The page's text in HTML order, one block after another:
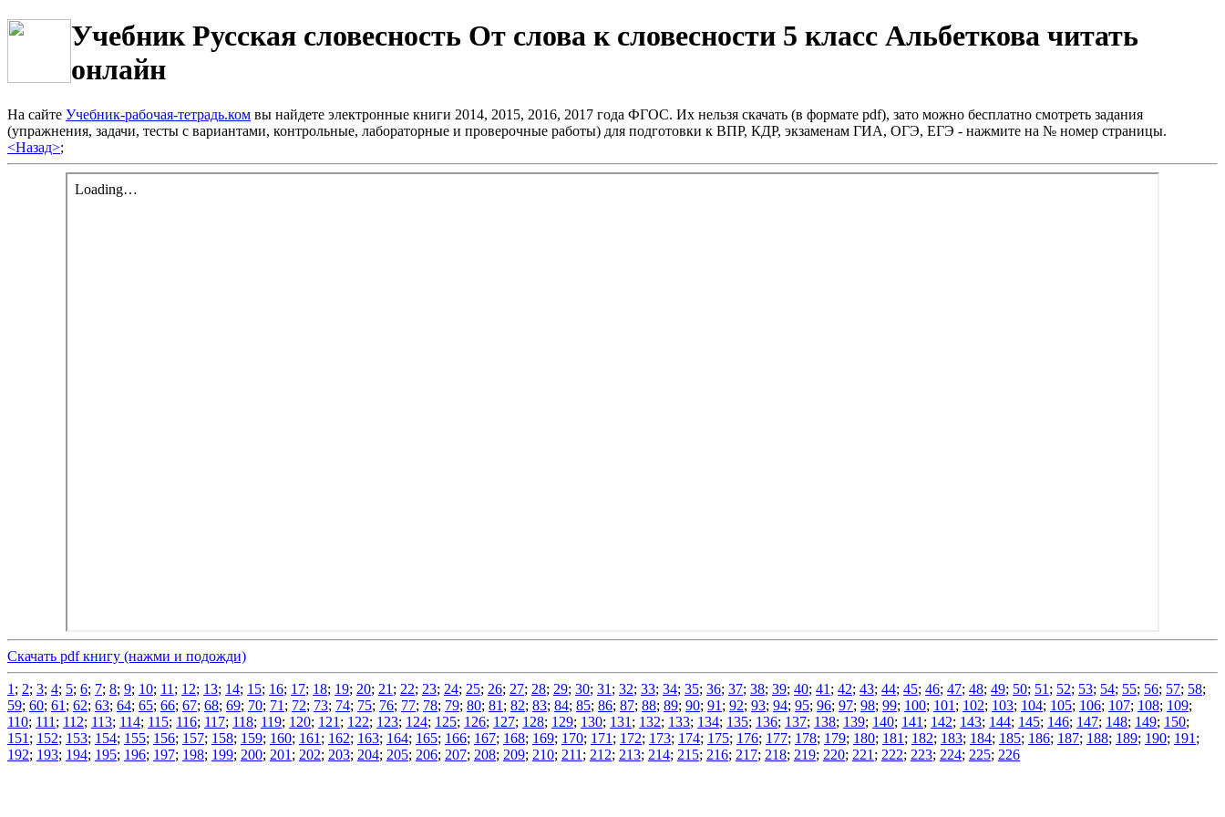
Учебник Русская словесность От слова к словесности 5 класс Альбеткова читать
онлайн
На сайте Учебник-рабочая-тетрадь.ком вы найдете электронные книги 2014, 2015, 2016, 2017 года ФГОС. Их нельзя скачать (в формате pdf), зато можно бесплатно смотреть задания
(упражнения, задачи, тесты с вариантами, контрольные, лабораторные и проверочные работы) для подготовки к ВПР, КДР, экзаменам ГИА, ОГЭ, ЕГЭ - нажмите на № номер страницы.
<Назад>;
Скачать pdf книгу (нажми и подожди)
1 ; 2; 3; 4; 5; 6; 7; 8; 9; 10; 11 ; 12; 13; 14; 15; 16; 17; 18; 19; 20; 21 ; 22; 23; 24; 25; 26; 27; 28; 29; 30; 31 ; 32; 33; 34; 35; 36; 37; 38; 39; 40; 41 ; 42; 43; 44; 45; 46; 47; 48; 49; 50; 51 ; 52; 53; 54; 55; 56; 57; 58;
59; 60; 61 ; 62; 63; 64; 65; 66; 67; 68; 69; 70; 71 ; 72; 73; 74; 75; 76; 77; 78; 79; 80; 81 ; 82; 83; 84; 85; 86; 87; 88; 89; 90; 91 ; 92; 93; 94; 95; 96; 97; 98; 99; 100; 101 ; 102; 103; 104; 105; 106; 107; 108; 109;
110; 111 ; 112; 113; 114; 115; 116; 117; 118; 119; 120; 121 ; 122; 123; 124; 125; 126; 127; 128; 129; 130; 131 ; 132; 133; 134; 135; 136; 137; 138; 139; 140; 141 ; 142; 143; 144; 145; 146; 147; 148; 149; 150;
151 ; 152; 153; 154; 155; 156; 157; 158; 159; 160; 161 ; 162; 163; 164; 165; 166; 167; 168; 169; 170; 171 ; 172; 173; 174; 175; 176; 177; 178; 179; 180; 181 ; 182; 183; 184; 185; 186; 187; 188; 189; 190; 191 ;
192; 193; 194; 195; 196; 197; 198; 199; 200; 201 ; 202; 203; 204; 205; 206; 207; 208; 209; 210; 211 ; 212; 213; 214; 215; 216; 217; 218; 219; 220; 221 ; 222; 223; 224; 225; 226